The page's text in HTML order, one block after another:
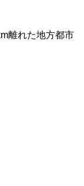
離れた地方都市